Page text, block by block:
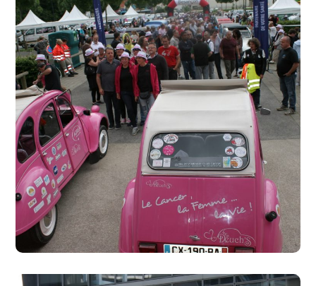
Besançon 2
##05 Besançon